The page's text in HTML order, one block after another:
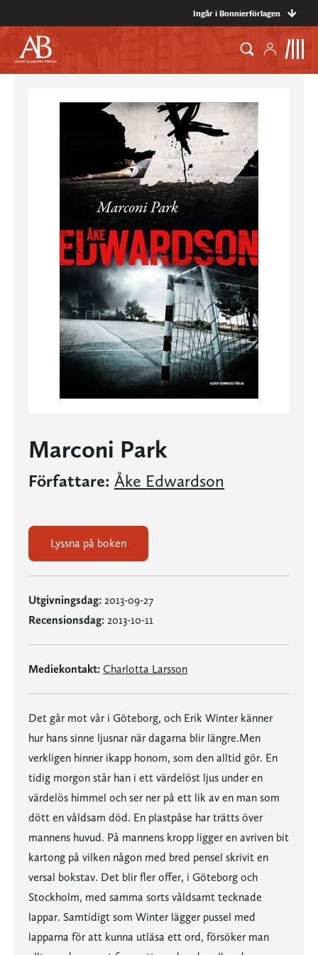
Ingår i Bonnierförlagen
Marconi Park
Författare: Åke Edwardson
Lyssna på boken
Utgivningsdag: 2013-09-27
Recensionsdag: 2013-10-11
Mediekontakt: Charlotta Larsson
Det går mot vår i Göteborg, och Erik Winter känner
hur hans sinne ljusnar när dagarna blir längre.Men
verkligen hinner ikapp honom, som den alltid gör. En
tidig morgon står han i ett värdelöst ljus under en
värdelös himmel och ser ner på ett lik av en man som
dött en våldsam död. En plastpåse har trätts över
mannens huvud. På mannens kropp ligger en avriven bit
kartong på vilken någon med bred pensel skrivit en
versal bokstav. Det blir fler offer, i Göteborg och
Stockholm, med samma sorts våldsamt tecknade
lappar. Samtidigt som Winter lägger pussel med
lapparna för att kunna utläsa ett ord, försöker man